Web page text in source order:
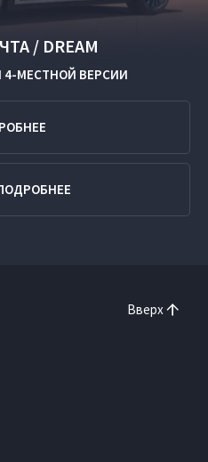
/ DREAM
4-МЕСТНОЙ ВЕРСИИ
Вверх